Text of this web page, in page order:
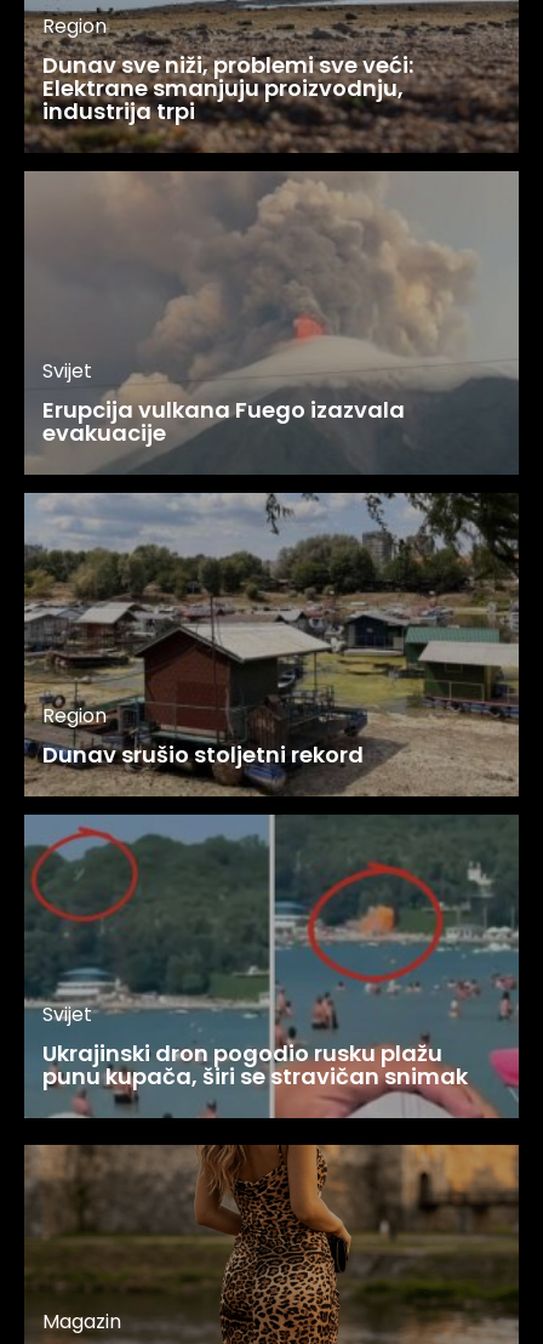
Region
Dunav sve niži, problemi sve veći:
Elektrane smanjuju proizvodnju,
industrija trpi
Svijet
Erupcija vulkana Fuego izazvala
evakuacije
Region
Dunav srušio stoljetni rekord
Svijet
Ukrajinski dron pogodio rusku plažu
punu kupača, širi se stravičan snimak
Magazin